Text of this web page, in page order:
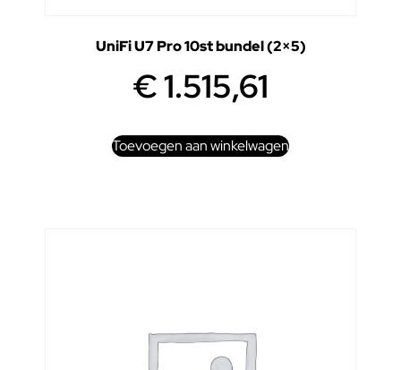
UniFi U7 Pro 10st bundel (2×5)
€1.515,61
Toevoegen aan winkelwagen